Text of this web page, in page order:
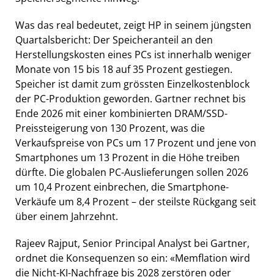
Was das real bedeutet, zeigt HP in seinem jüngsten
Quartalsbericht: Der Speicheranteil an den
Herstellungskosten eines PCs ist innerhalb weniger
Monate von 15 bis 18 auf 35 Prozent gestiegen.
Speicher ist damit zum grössten Einzelkostenblock
der PC-Produktion geworden. Gartner rechnet bis
Ende 2026 mit einer kombinierten DRAM/SSD-
Preissteigerung von 130 Prozent, was die
Verkaufspreise von PCs um 17 Prozent und jene von
Smartphones um 13 Prozent in die Höhe treiben
dürfte. Die globalen PC-Auslieferungen sollen 2026
um 10,4 Prozent einbrechen, die Smartphone-
Verkäufe um 8,4 Prozent – der steilste Rückgang seit
über einem Jahrzehnt.
Rajeev Rajput, Senior Principal Analyst bei Gartner,
ordnet die Konsequenzen so ein: «Memflation wird
die Nicht-KI-Nachfrage bis 2028 zerstören oder